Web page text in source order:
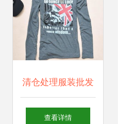
清仓处理服装批发
指南 男装T恤圆领
查看详情